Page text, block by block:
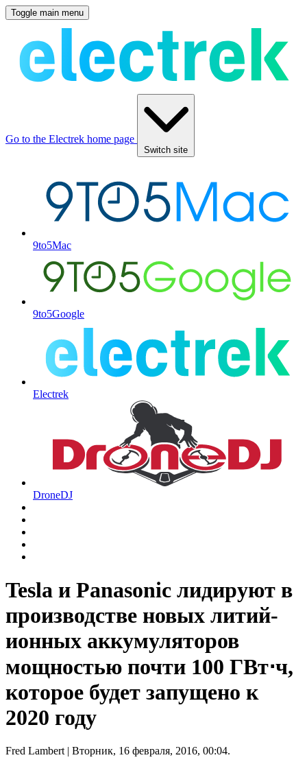
Toggle main menu
Go to the Electrek home page
Switch site
9to5Mac
9to5Google
Electrek
DroneDJ
Tesla и Panasonic лидируют в
производстве новых литий-
ионных аккумуляторов
мощностью почти 100 ГВт⋅ч,
которое будет запущено к
2020 году
Fred Lambert| Вторник, 16 февраля, 2016, 00:04.